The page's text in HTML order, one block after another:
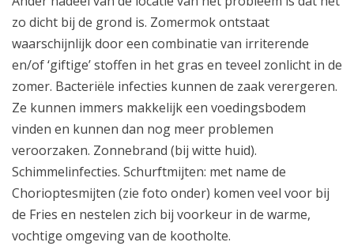
zo dicht bij de grond is. Zomermok ontstaat
waarschijnlijk door een combinatie van irriterende
en/of ‘giftige’ stoffen in het gras en teveel zonlicht in de
zomer. Bacteriële infecties kunnen de zaak verergeren.
Ze kunnen immers makkelijk een voedingsbodem
vinden en kunnen dan nog meer problemen
veroorzaken. Zonnebrand (bij witte huid).
Schimmelinfecties. Schurftmijten: met name de
Chorioptesmijten (zie foto onder) komen veel voor bij
de Fries en nestelen zich bij voorkeur in de warme,
vochtige omgeving van de kootholte.